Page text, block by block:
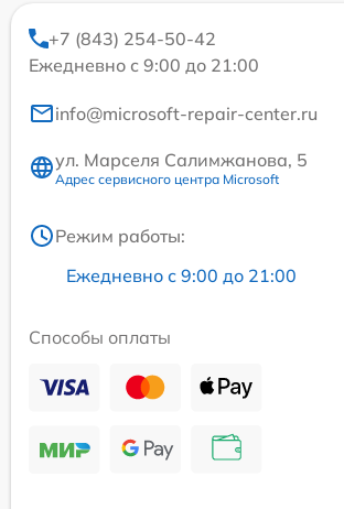
+7 (843) 254-50-42
Ежедневно с 9:00 до 21:00
info@microsoft-repair-center.ru
ул. Марселя Салимжанова, 5
Адрес сервисного центра Microsoft
Режим работы:
Ежедневно с 9:00 до 21:00
Способы оплаты